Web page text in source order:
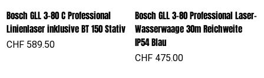
Bosch GLL 3-80 C Professional
Linienlaser inklusive BT 150 Stativ
Preis
CHF 589.50
Bosch GLL 3-80 Professional Laser-
Wasserwaage 30m Reichweite
IP54 Blau
Preis
CHF 475.00